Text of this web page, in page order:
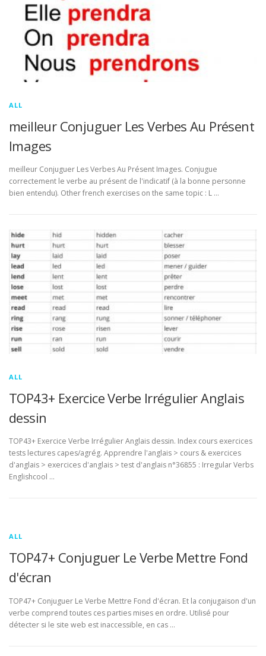
ALL
meilleur Conjuguer Les Verbes Au Présent
Images
meilleur Conjuguer Les Verbes Au Présent Images. Conjugue
correctement le verbe au présent de l'indicatif (à la bonne personne
bien entendu). Other french exercises on the same topic : L …
ALL
TOP43+ Exercice Verbe Irrégulier Anglais
dessin
TOP43+ Exercice Verbe Irrégulier Anglais dessin. Index cours exercices
tests lectures capes/agrég. Apprendre l'anglais > cours & exercices
d'anglais > exercices d'anglais > test d'anglais n°36855 : Irregular Verbs
Englishcool …
ALL
TOP47+ Conjuguer Le Verbe Mettre Fond
d'écran
TOP47+ Conjuguer Le Verbe Mettre Fond d'écran. Et la conjugaison d'un
verbe comprend toutes ces parties mises en ordre. Utilisé pour
détecter si le site web est inaccessible, en cas …